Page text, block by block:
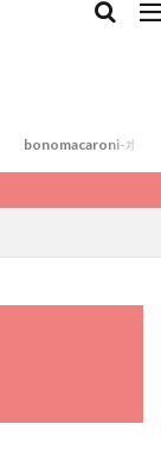
bonomacaroni-ボノ